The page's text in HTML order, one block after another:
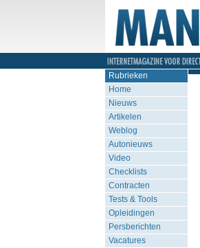
Rubrieken
Home
Nieuws
Artikelen
Weblog
Autonieuws
Video
Checklists
Contracten
Tests & Tools
Opleidingen
Persberichten
Vacatures